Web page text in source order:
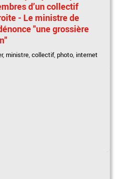
d’un collectif
- Le ministre de
"une grossière
, ministre,collectif, photo, internet